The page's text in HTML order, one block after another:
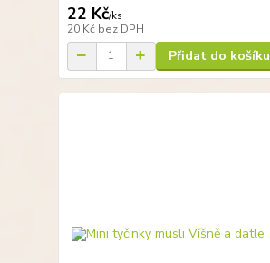
22 Kč/ks
20 Kč bez DPH
Přidat do košíku